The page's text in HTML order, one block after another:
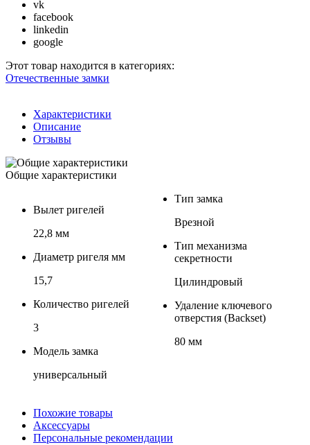
vk
facebook
linkedin
google
Этот товар находится в категориях:
Отечественные замки
Характеристики
Описание
Отзывы
Общие характеристики
Вылет ригелей
22,8 мм
Диаметр ригеля мм
15,7
Количество ригелей
3
Модель замка
универсальный
Тип замка
Врезной
Тип механизма
секретности
Цилиндровый
Удаление ключевого
отверстия (Backset)
80 мм
Похожие товары
Аксессуары
Персональные рекомендации